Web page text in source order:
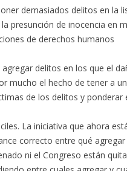
demasiados delitos en la
presunción de inocencia en
de derechos humanos
delitos en los que el
mucho el hecho de tener a
de los delitos y ponderar
La iniciativa que ahora
correcto entre qué
ni el Congreso están